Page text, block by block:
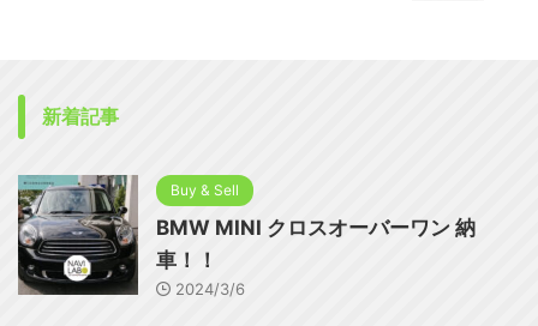
新着記事
Buy & Sell
BMW MINI クロスオーバーワン 納
車！！
2024/3/6